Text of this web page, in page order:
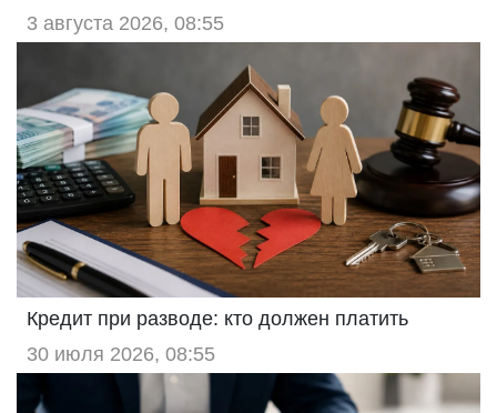
3 августа 2026, 08:55
Кредит при разводе: кто должен платить
30 июля 2026, 08:55